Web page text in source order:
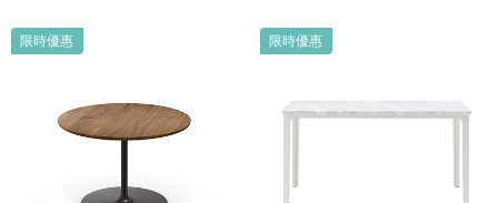
限時優惠 限時優惠